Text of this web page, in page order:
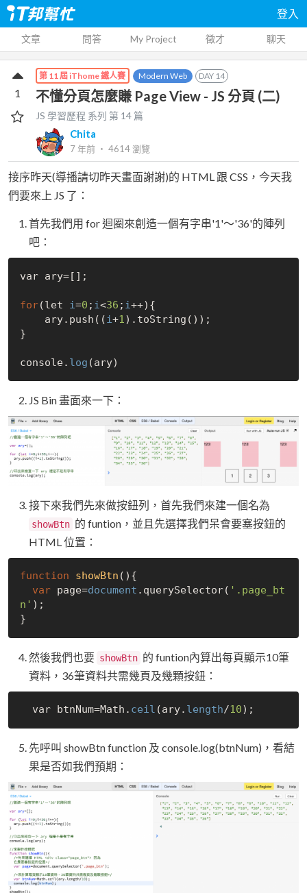
登入
文章 問答 My Project 徵才 聊天
第 11 屆 iThome 鐵人賽 Modern Web DAY 14
不懂分頁怎麼賺 Page View - JS 分頁 (二)
JS 學習歷程 系列 第 14 篇
Chita
7 年前 ‧ 4614瀏覽
1
接序昨天(導播請切昨天畫面謝謝)的 HTML 跟 CSS，今天我
們要來上 JS 了：
首先我們用 for 迴圈來創造一個有字串'1'～'36'的陣列
吧：
var ary=[];
for(let i=0 ; i<36 ; i++){
    ary.push((
i+1).toString());
}
console. log
JS Bin 畫面來一下：
接下來我們先來做按鈕列，首先我們來建一個名為
showBtn 的 funtion，並且先選擇我們呆會要塞按鈕的
HTML 位置：
function showBtn ( ) {
var page=document .querySelector( '.page_bt
n' );
然後我們也要 showBtn 的 funtion內算出每頁顯示10筆
資料，36筆資料共需幾頁及幾顆按鈕：
  var btnNum=Math.
ceil (ary. length/10
先呼叫 showBtn function 及 console.log(btnNum)，看結
果是否如我們預期：